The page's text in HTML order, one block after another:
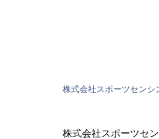
株式会社スポーツセンシ
株式会社スポーツセ